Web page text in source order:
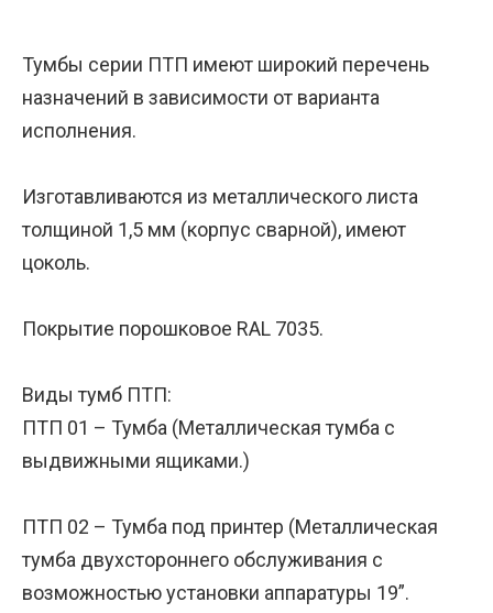
Тумбы серии ПТП имеют широкий перечень
назначений в зависимости от варианта
исполнения.
Изготавливаются из металлического листа
толщиной 1,5 мм (корпус сварной), имеют
цоколь.
Покрытие порошковое RAL 7035.
Виды тумб ПТП:
ПТП 01 – Тумба (Металлическая тумба с
выдвижными ящиками.)
ПТП 02 – Тумба под принтер (Металлическая
тумба двухстороннего обслуживания с
возможностью установки аппаратуры 19”.